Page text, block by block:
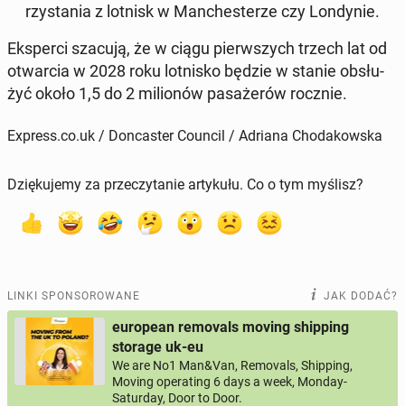
rzy­sta­nia z lotnisk w Man­che­ste­rze czy Lon­dy­nie.
Eks­per­ci szacują, że w ciągu pierw­szych trzech lat od
otwar­cia w 2028 roku lot­ni­sko będzie w stanie ob­słu­
żyć około 1,5 do 2 mi­lio­nów pa­sa­że­rów rocznie.
Express.co.uk / Doncaster Council / Adriana Chodakowska
Dziękujemy za przeczytanie artykułu. Co o tym myślisz?
LINKI SPONSOROWANE JAK DODAĆ?
european removals moving shipping
storage uk-eu
We are No1 Man&Van, Removals, Shipping,
Moving operating 6 days a week, Monday-
Saturday, Door to Door.